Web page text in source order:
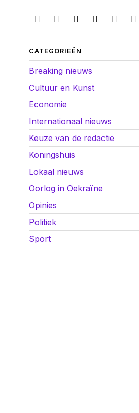
CATEGORIEËN
Breaking nieuws
Cultuur en Kunst
Economie
Internationaal nieuws
Keuze van de redactie
Koningshuis
Lokaal nieuws
Oorlog in Oekraïne
Opinies
Politiek
Sport